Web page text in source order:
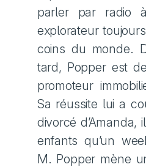
parler par radio
explorateur
coins du monde.
tard, Popper est
promoteur
Sa réussite lui a
divorcé d’Amanda,
enfants qu’un
M. Popper mène